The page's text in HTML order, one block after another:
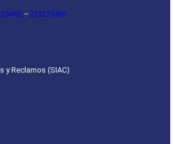
–233225485
y Reclamos (SIAC)